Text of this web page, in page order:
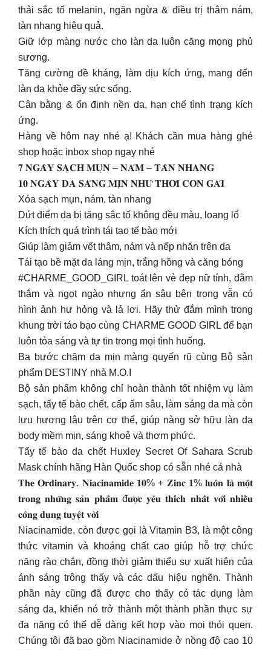
thải sắc tố melanin, ngăn ngừa & điều trị thâm nám,
tàn nhang hiệu quả.
Giữ lớp màng nước cho làn da luôn căng mọng phủ
sương.
Tăng cường đề kháng, làm dịu kích ứng, mang đến
làn da khỏe đầy sức sống.
Cân bằng & ổn định nền da, hạn chế tình trạng kích
ứng.
Hàng về hôm nay nhé ạ! Khách cần mua hàng ghé
shop hoặc inbox shop ngay nhé
𝟕 𝐍𝐆𝐀̀𝐘 𝐒𝐀̣𝐂𝐇 𝐌𝐔̣𝐍 – 𝐍𝐀́𝐌 – 𝐓𝐀̀𝐍 𝐍𝐇𝐀𝐍𝐆
𝟏𝟎 𝐍𝐆𝐀̀𝐘 𝐃𝐀 𝐒𝐀́𝐍𝐆 𝐌𝐈̣𝐍 𝐍𝐇𝐔̛ 𝐓𝐇𝐎̛̀𝐈 𝐂𝐎𝐍 𝐆𝐀́𝐈
Xóa sạch mụn, nám, tàn nhang
Dứt điểm da bị tăng sắc tố không đều màu, loang lổ
Kích thích quá trình tái tạo tế bào mới
Giúp làm giảm vết thâm, nám và nếp nhăn trên da
Tái tạo bề mặt da láng mịn, trắng hồng và căng bóng
#CHARME_GOOD_GIRL toát lên vẻ đẹp nữ tính, đằm
thắm và ngọt ngào nhưng ẩn sâu bên trong vẫn có
hình ảnh hư hỏng và lả lơi. Hãy thử đắm mình trong
khung trời táo bạo cùng CHARME GOOD GIRL để bạn
luôn tỏa sáng và tự tin trong mọi tình huống.
Ba bước chăm da mịn màng quyến rũ cùng Bộ sản
phẩm DESTINY nhà M.O.I
Bộ sản phẩm không chỉ hoàn thành tốt nhiệm vụ làm
sạch, tẩy tế bào chết, cấp ẩm sâu, làm sáng da mà còn
lưu hương lâu trên cơ thể, giúp nàng sở hữu làn da
body mềm mịn, sáng khoẻ và thơm phức.
Tẩy tế bào da chết Huxley Secret Of Sahara Scrub
Mask chính hãng Hàn Quốc shop có sẵn nhé cả nhà
𝐓𝐡𝐞 𝐎𝐫𝐝𝐢𝐧𝐚𝐫𝐲. 𝐍𝐢𝐚𝐜𝐢𝐧𝐚𝐦𝐢𝐝𝐞 𝟏𝟎% + 𝐙𝐢𝐧𝐜 𝟏% 𝐥𝐮𝐨̂𝐧 𝐥𝐚̀ 𝐦𝐨̣̂𝐭
𝐭𝐫𝐨𝐧𝐠 𝐧𝐡𝐮̛̃𝐧𝐠 𝐬𝐚̉𝐧 𝐩𝐡𝐚̂̉𝐦 đ𝐮̛𝐨̛̣𝐜 𝐲𝐞̂𝐮 𝐭𝐡𝐢́𝐜𝐡 𝐧𝐡𝐚̂́𝐭 𝐯𝐨̛́𝐢 𝐧𝐡𝐢𝐞̂̀𝐮
𝐜𝐨̂𝐧𝐠 𝐝𝐮̣𝐧𝐠 𝐭𝐮𝐲𝐞̣̂𝐭 𝐯𝐨̛̀𝐢
⁣⁣Niacinamide, còn được gọi là Vitamin B3, là một công
thức vitamin và khoáng chất cao giúp hỗ trợ chức
năng rào chắn, đồng thời giảm thiểu sự xuất hiện của
ánh sáng trông thấy và các dấu hiệu nghẽn. Thành
phần này cũng đã được cho thấy có tác dụng làm
sáng da, khiến nó trở thành một thành phần thực sự
đa năng có thể dễ dàng kết hợp vào mọi thói quen.
Chúng tôi đã bao gồm Niacinamide ở nồng độ cao 10